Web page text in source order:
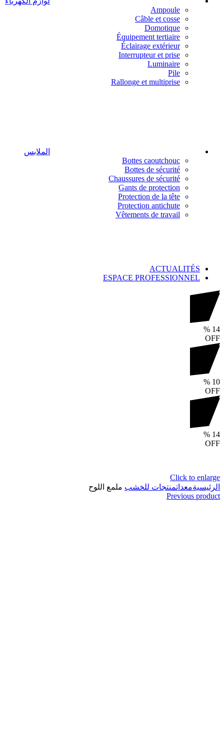
Ampoule
Câble et cosse
Domotique
Équipement tertiaire
Éclairage extérieur
Interrupteur et prise
Luminaire
Pile
Rallonge et multiprise
الملابس
Bottes caoutchouc
Bottes de sécurité
Chaussures de sécurité
Gants de protection
Protection de la tête
Protection antichute
Vêtements de travail
ACTUALITÉS
ESPACE PROFESSIONNEL
14
%
OFF
10
%
OFF
14
%
OFF
Click to enlarge
الرئيسيةمعداتمنتجات للخشب ملمع اللوح
Previous product